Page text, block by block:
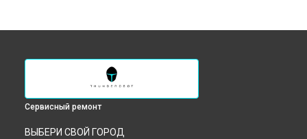
Сервисный ремонт
ВЫБЕРИ СВОЙ ГОРОД